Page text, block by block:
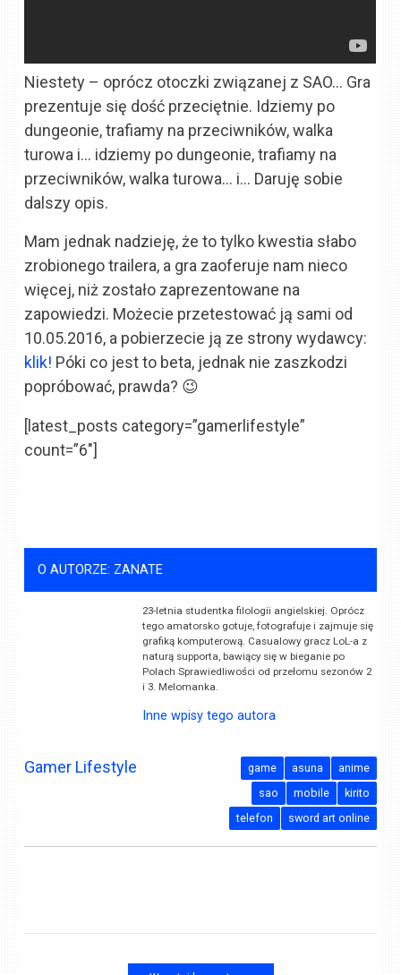
Niestety – oprócz otoczki związanej z SAO… Gra
prezentuje się dość przeciętnie. Idziemy po
dungeonie, trafiamy na przeciwników, walka
turowa i… idziemy po dungeonie, trafiamy na
przeciwników, walka turowa… i… Daruję sobie
dalszy opis.
Mam jednak nadzieję, że to tylko kwestia słabo
zrobionego trailera, a gra zaoferuje nam nieco
więcej, niż zostało zaprezentowane na
zapowiedzi. Możecie przetestować ją sami od
10.05.2016, a pobierzecie ją ze strony wydawcy:
klik! Póki co jest to beta, jednak nie zaszkodzi
popróbować, prawda? 😉
[latest_posts category=”gamerlifestyle”
count=”6″]
O AUTORZE: ZANATE
23-letnia studentka filologii angielskiej. Oprócz
tego amatorsko gotuje, fotografuje i zajmuje się
grafiką komputerową. Casualowy gracz LoL-a z
naturą supporta, bawiący się w bieganie po
Polach Sprawiedliwości od przełomu sezonów 2
i 3. Melomanka.
Inne wpisy tego autora
Gamer Lifestyle anime
asuna
game
kirito
mobile
sao
sword art online
telefon